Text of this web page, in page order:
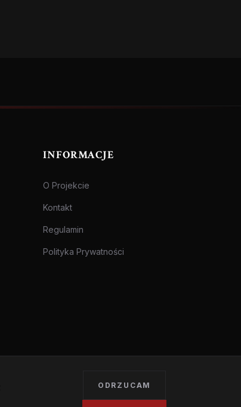
INFORMACJE
O Projekcie
Kontakt
Regulamin
Polityka Prywatności
Treści przeznaczone dla osób pełnoletnich.
ODRZUCAM